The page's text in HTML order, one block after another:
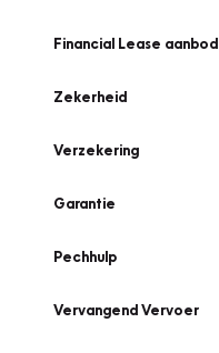
Financial Lease aanbod
Zekerheid
Verzekering
Garantie
Pechhulp
Vervangend Vervoer